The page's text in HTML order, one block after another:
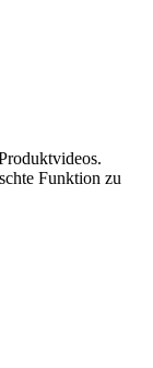
Funktion zu